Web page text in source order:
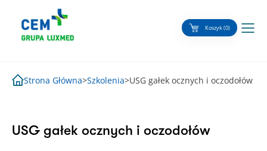
content
Koszyk (0)
Strona Główna>Szkolenia>USG gałek ocznych i oczodołów
USG gałek ocznych i oczodołów